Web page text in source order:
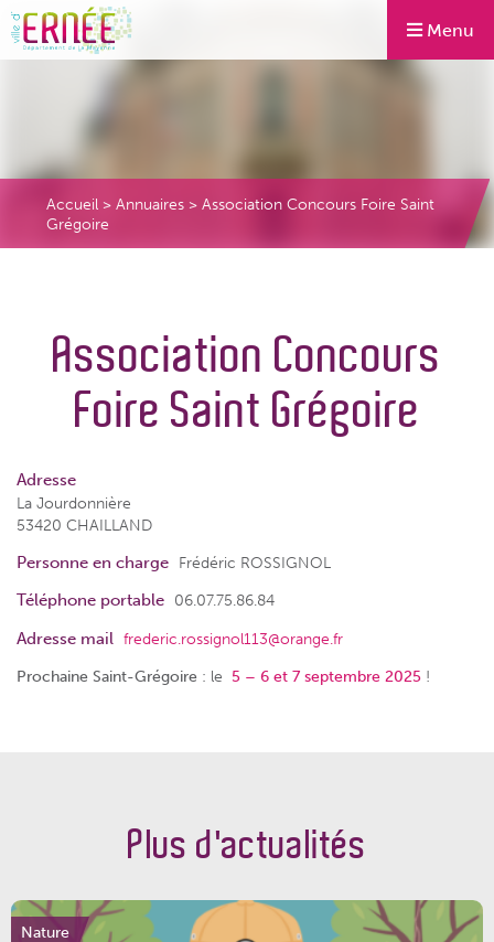
Menu
Accueil > Annuaires > Association Concours Foire Saint
Grégoire
Association Concours
Foire Saint Grégoire
Adresse
La Jourdonnière
53420 CHAILLAND
Personne en charge Frédéric ROSSIGNOL
Téléphone portable 06.07.75.86.84
Adresse mail frederic.rossignol113@orange.fr
Prochaine Saint-Grégoire : le 5 – 6 et 7 septembre 2025 !
Plus d'actualités
Nature